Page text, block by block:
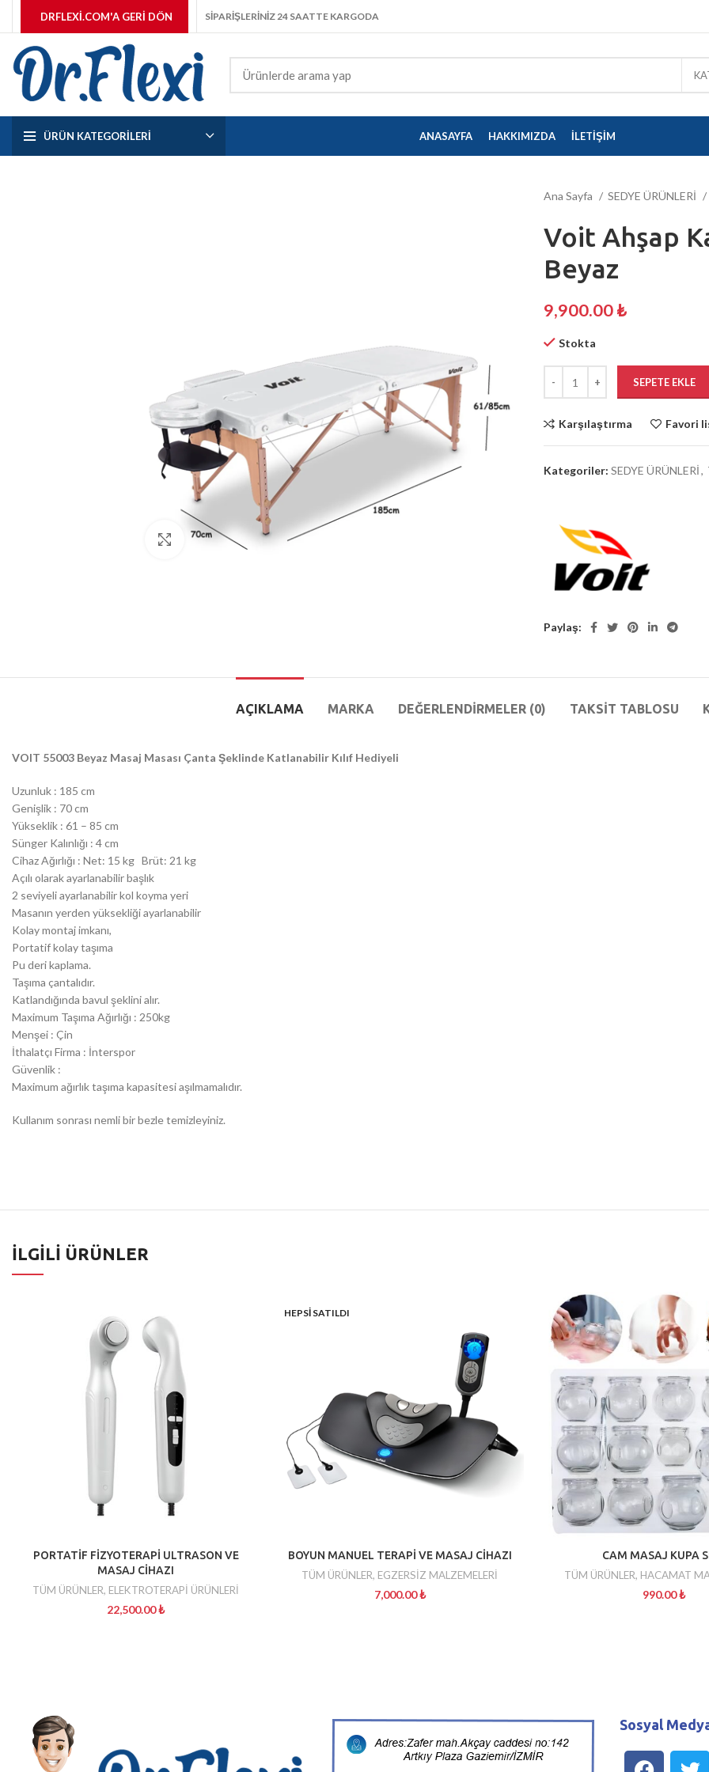
DRFLEXI.COM'A GERI DÖN SİPARİŞLERİNİZ 24 SAATTE KARGODA
ÜRÜN KATEGORILERI ANASAYFA HAKKIMIZDA İLETIŞIM
Büyütmek için tıklayın
Ana Sayfa SEDYE ÜRÜNLERİ
Voit Ahşap
Beyaz
9,900.00₺
Stokta
SEPETE EKLE
Karşılaştırma Favori
Kategoriler: SEDYE ÜRÜNLERİ,
Paylaş
AÇIKLAMA MARKA DEĞERLENDIRMELER (0) TAKSIT TABLOSU
VOIT 55003 Beyaz Masaj Masası Çanta Şeklinde Katlanabilir Kılıf Hediyeli
Uzunluk : 185 cm
Genişlik : 70 cm
Yükseklik : 61 – 85 cm
Sünger Kalınlığı : 4 cm
Cihaz Ağırlığı : Net: 15 kg Brüt: 21 kg
Açılı olarak ayarlanabilir başlık
2 seviyeli ayarlanabilir kol koyma yeri
Masanın yerden yüksekliği ayarlanabilir
Kolay montaj imkanı,
Portatif kolay taşıma
Pu deri kaplama.
Taşıma çantalıdır.
Katlandığında bavul şeklini alır.
Maximum Taşıma Ağırlığı : 250kg
Menşei : Çin
İthalatçı Firma : İnterspor
Güvenlik :
Maximum ağırlık taşıma kapasitesi aşılmamalıdır.
Kullanım sonrası nemli bir bezle temizleyiniz.
İLGILI ÜRÜNLER
PORTATİF FİZYOTERAPİ ULTRASON VE
MASAJ CİHAZI
TÜM ÜRÜNLER, ELEKTROTERAPİ ÜRÜNLERİ
22,500.00₺
HEPSI SATILDI
BOYUN MANUEL TERAPİ VE MASAJ CİHAZI
TÜM ÜRÜNLER, EGZERSİZ MALZEMELERİ
7,000.00₺
CAM MASAJ KUPA
TÜM ÜRÜNLER, HACAMAT
990.00₺
Sosyal